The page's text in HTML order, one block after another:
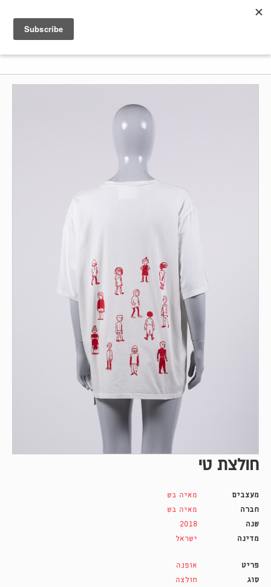
חולצת טי
מעצבים
מאיה בש
חברה
מאיה בש
שנה
2018
מדינה
ישראל
פריט
אופנה
סוג
חולצה